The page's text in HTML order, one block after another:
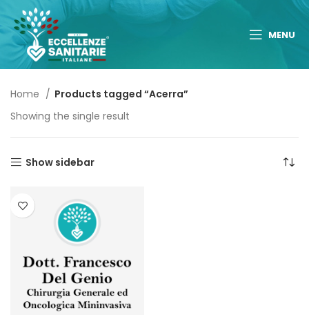
MENU
Home
Products tagged “Acerra”
Showing the single result
Show sidebar